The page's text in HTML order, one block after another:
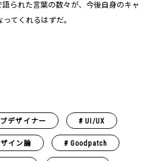
られた言葉の数々が、今後自身のキャ
てくれるはずだ。
デザイナー UI/UX
イン論 Goodpatch